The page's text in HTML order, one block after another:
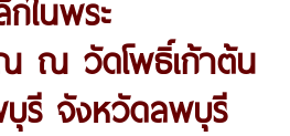
ในพระ
ณ วัดโพธิ์เก้าต้น
บุรี จังหวัดลพบุรี